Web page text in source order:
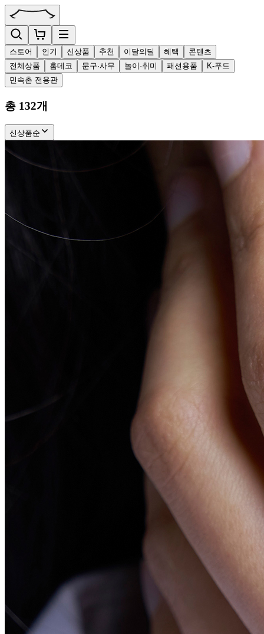
스토어 인기 신상품 추천 이달의딜 혜택
콘텐츠
전체상품
홈데코 문구·사무 놀이·취미 패션용품
K-푸드
민속촌 전용관
총 132개
신상품순